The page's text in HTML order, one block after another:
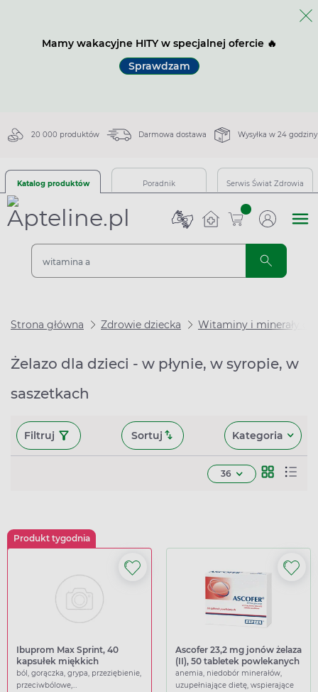
Mamy wakacyjne HITY w specjalnej ofercie 🔥
Sprawdzam
20 000 produktów Darmowa dostawa Wysyłka w 24 godziny
Katalog produktów Poradnik Serwis Świat Zdrowia
sztuk
Strona główna Zdrowie dziecka Witaminy i minerały
Żelazo dla dzieci - w płynie, w syropie, w
saszetkach
Filtruj Sortuj Kategoria
36
Produkt tygodnia
Ibuprom Max Sprint, 40
kapsułek miękkich
ból, gorączka, grypa, przeziębienie,
przeciwbólowe,
Ascofer 23,2 mg jonów żelaza
(II), 50 tabletek powlekanych
anemia, niedobór minerałów,
uzupełniające dietę, wspierające